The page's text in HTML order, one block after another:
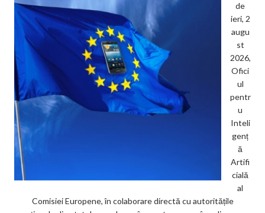
de
ieri, 2
augu
st
2026,
Ofici
ul
pentr
u
Inteli
genț
ă
Artifi
cială
al
Comisiei Europene, în colaborare directă cu autoritățile